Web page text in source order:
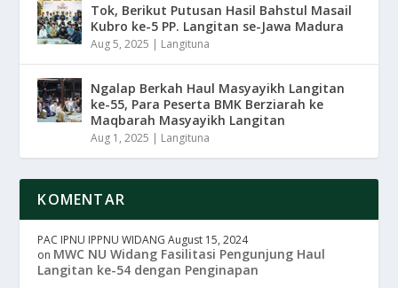
Tok, Berikut Putusan Hasil Bahstul Masail
Kubro ke-5 PP. Langitan se-Jawa Madura
Aug 5, 2025 | Langituna
Ngalap Berkah Haul Masyayikh Langitan
ke-55, Para Peserta BMK Berziarah ke
Maqbarah Masyayikh Langitan
Aug 1, 2025 | Langituna
KOMENTAR
PAC IPNU IPPNU WIDANG August 15, 2024
on MWC NU Widang Fasilitasi Pengunjung Haul
Langitan ke-54 dengan Penginapan